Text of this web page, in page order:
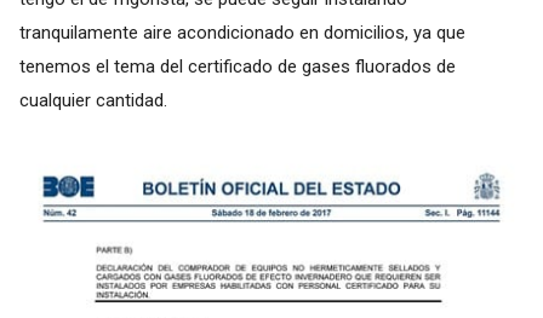
tranquilamente aire acondicionado en domicilios, ya que
tenemos el tema del certificado de gases fluorados de
cualquier cantidad.